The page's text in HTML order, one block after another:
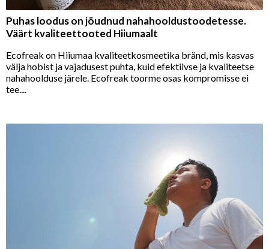
Puhas loodus on jõudnud nahahooldustoodetesse.
Väärt kvaliteettooted Hiiumaalt
Ecofreak on Hiiumaa kvaliteetkosmeetika bränd, mis kasvas
välja hobist ja vajadusest puhta, kuid efektiivse ja kvaliteetse
nahahoolduse järele. Ecofreak toorme osas kompromisse ei
tee....